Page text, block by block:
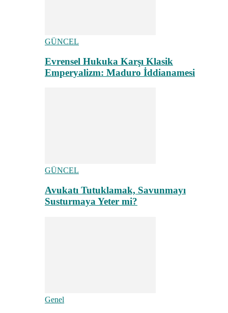
GÜNCEL
Evrensel Hukuka Karşı Klasik
Emperyalizm: Maduro İddianamesi
GÜNCEL
Avukatı Tutuklamak, Savunmayı
Susturmaya Yeter mi?
Genel